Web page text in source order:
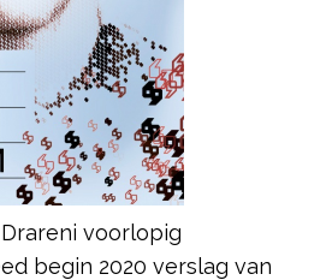
voorlopig
begin 2020 verslag van